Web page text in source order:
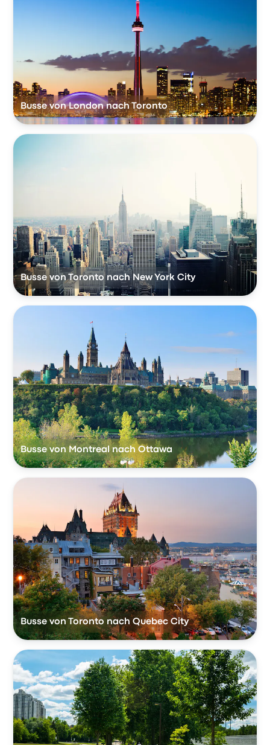
Busse von London nach Toronto
Busse von Toronto nach New York City
Busse von Montreal nach Ottawa
Busse von Toronto nach Quebec City